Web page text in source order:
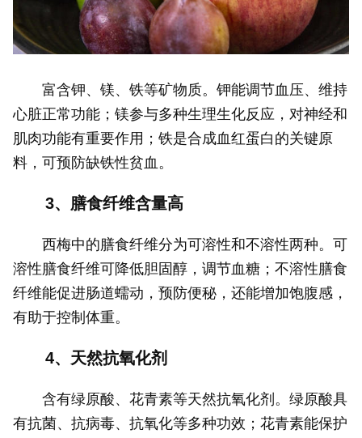
富含钾、镁、铁等矿物质。钾能调节血压、维持
心脏正常功能；镁参与多种生理生化反应，对神经和
肌肉功能有重要作用；铁是合成血红蛋白的关键原
料，可预防缺铁性贫血。
3、膳食纤维含量高
西梅中的膳食纤维分为可溶性和不溶性两种。可
溶性膳食纤维可降低胆固醇，调节血糖；不溶性膳食
纤维能促进肠道蠕动，预防便秘，还能增加饱腹感，
有助于控制体重。
4、天然抗氧化剂
含有绿原酸、花青素等天然抗氧化剂。绿原酸具
有抗菌、抗病毒、抗氧化等多种功效；花青素能保护